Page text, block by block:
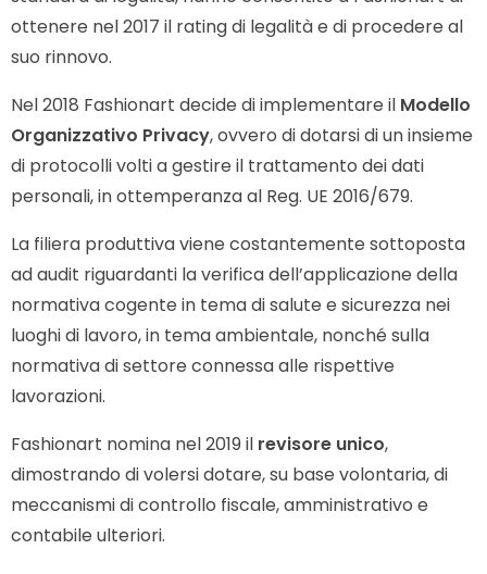
ottenere nel 2017 il rating di legalità e di procedere al
suo rinnovo.
Nel 2018 Fashionart decide di implementare il Modello
Organizzativo Privacy, ovvero di dotarsi di un insieme
di protocolli volti a gestire il trattamento dei dati
personali, in ottemperanza al Reg. UE 2016/679.
La filiera produttiva viene costantemente sottoposta
ad audit riguardanti la verifica dell’applicazione della
normativa cogente in tema di salute e sicurezza nei
luoghi di lavoro, in tema ambientale, nonché sulla
normativa di settore connessa alle rispettive
lavorazioni.
Fashionart nomina nel 2019 il revisore unico,
dimostrando di volersi dotare, su base volontaria, di
meccanismi di controllo fiscale, amministrativo e
contabile ulteriori.